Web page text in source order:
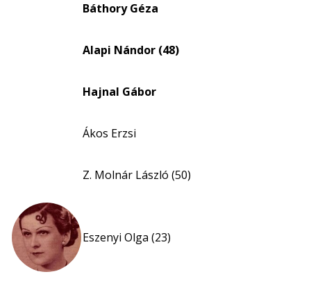
Báthory Géza
Alapi Nándor (48)
Hajnal Gábor
Ákos Erzsi
Z. Molnár László (50)
Eszenyi Olga (23)